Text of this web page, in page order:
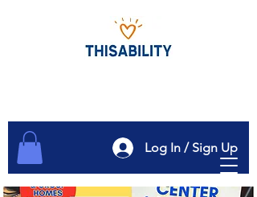
Log In / Sign Up